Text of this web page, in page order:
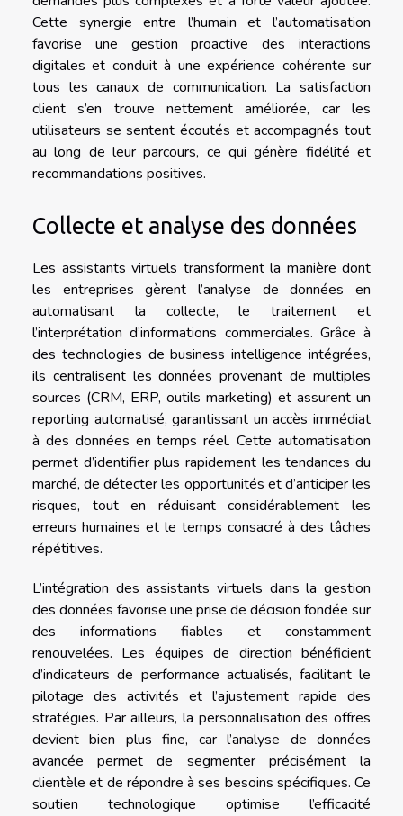
Cette synergie entre l’humain et l’automatisation
favorise une gestion proactive des interactions
digitales et conduit à une expérience cohérente sur
tous les canaux de communication. La satisfaction
client s’en trouve nettement améliorée, car les
utilisateurs se sentent écoutés et accompagnés tout
au long de leur parcours, ce qui génère fidélité et
recommandations positives.
Collecte et analyse des données
Les assistants virtuels transforment la manière dont
les entreprises gèrent l’analyse de données en
automatisant la collecte, le traitement et
l’interprétation d’informations commerciales. Grâce à
des technologies de business intelligence intégrées,
ils centralisent les données provenant de multiples
sources (CRM, ERP, outils marketing) et assurent un
reporting automatisé, garantissant un accès immédiat
à des données en temps réel. Cette automatisation
permet d’identifier plus rapidement les tendances du
marché, de détecter les opportunités et d’anticiper les
risques, tout en réduisant considérablement les
erreurs humaines et le temps consacré à des tâches
répétitives.
L’intégration des assistants virtuels dans la gestion
des données favorise une prise de décision fondée sur
des informations fiables et constamment
renouvelées. Les équipes de direction bénéficient
d’indicateurs de performance actualisés, facilitant le
pilotage des activités et l’ajustement rapide des
stratégies. Par ailleurs, la personnalisation des offres
devient bien plus fine, car l’analyse de données
avancée permet de segmenter précisément la
clientèle et de répondre à ses besoins spécifiques. Ce
soutien technologique optimise l’efficacité